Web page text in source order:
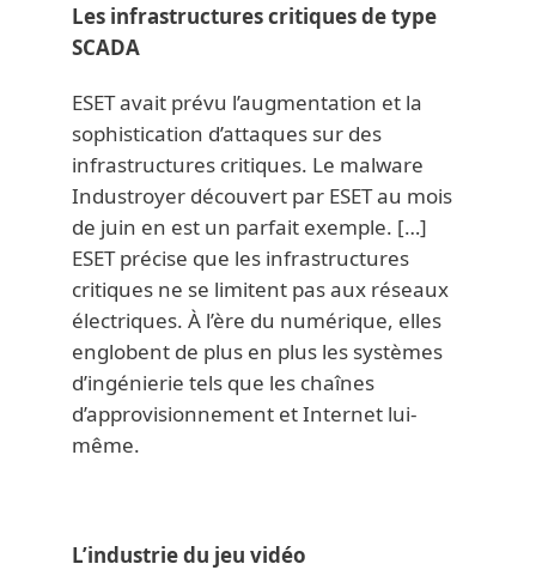
Les infrastructures critiques de type
SCADA
ESET avait prévu l’augmentation et la
sophistication d’attaques sur des
infrastructures critiques. Le malware
Industroyer découvert par ESET au mois
de juin en est un parfait exemple. […]
ESET précise que les infrastructures
critiques ne se limitent pas aux réseaux
électriques. À l’ère du numérique, elles
englobent de plus en plus les systèmes
d’ingénierie tels que les chaînes
d’approvisionnement et Internet lui-
même.
L’industrie du jeu vidéo